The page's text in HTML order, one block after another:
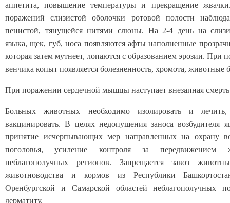
аппетита, повышение температуры и прекращение
поражений слизистой оболочки ротовой полости
пенистой, тянущейся нитями слюны. На 2-4 день на
языка, щек, губ, носа появляются афты наполненные
которая затем мутнеет, лопаются с образованием эрозии. При
венчика копыт появляется болезненность, хромота, животные
При поражении сердечной мышцы наступает внезапная
Больных животных необходимо изолировать и
вакцинировать. В целях недопущения заноса возбудителя
принятие исчерпывающих мер направленных на охрану
поголовья, усиление контроля за передвижением
неблагополучных регионов. Запрещается завоз
животноводства и кормов из Республики
Оренбургской и Самарской областей неблагополучных
дерматиту.